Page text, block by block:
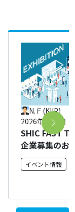
SHIC FAST
企業募集のお
2026年8月4日
N.Ｆ(KIIP)
イベント情報